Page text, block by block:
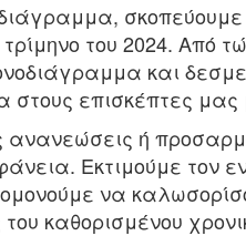
τρίμηνο του 2024.
και
στους επισκέπτες
ανανεώσεις ή
Εκτιμούμε τον
να
καθορισμένου